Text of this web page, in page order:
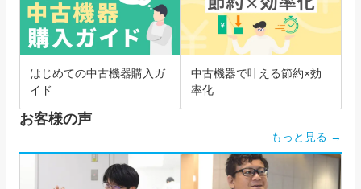
はじめての中古機器購入ガ
イド
中古機器で叶える節約×効
率化
お客様の声
もっと見る →